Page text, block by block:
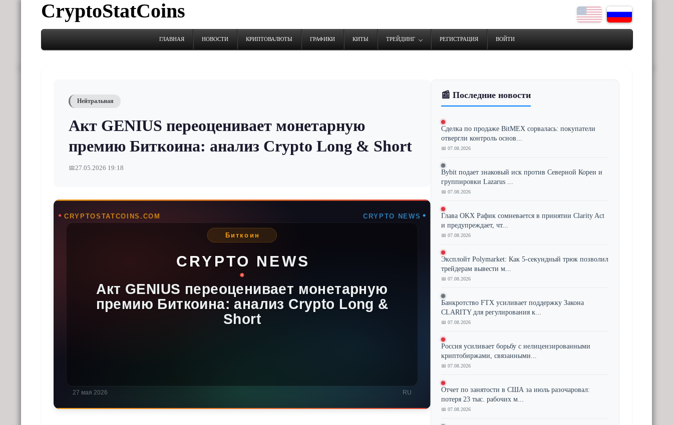
CryptoStatCoins
ГЛАВНАЯ НОВОСТИ КРИПТОВАЛЮТЫ ГРАФИКИ КИТЫ ТРЕЙДИНГ РЕГИСТРАЦИЯ ВОЙТИ
Нейтральная
Акт GENIUS переоценивает монетарную
премию Биткоина: анализ Crypto Long & Short
📅27.05.2026 19:18
📰 Последние новости
Сделка по продаже BitMEX сорвалась: покупатели
отвергли контроль основ...
📅 07.08.2026
Bybit подает знаковый иск против Северной Кореи и
группировки Lazarus ...
📅 07.08.2026
Глава OKX Рафик сомневается в принятии Clarity Act
и предупреждает, чт...
📅 07.08.2026
Эксплойт Polymarket: Как 5-секундный трюк позволил
трейдерам вывести м...
📅 07.08.2026
Банкротство FTX усиливает поддержку Закона
CLARITY для регулирования к...
📅 07.08.2026
Россия усиливает борьбу с нелицензированными
криптобиржами, связанными...
📅 07.08.2026
Отчет по занятости в США за июль разочаровал:
потеря 23 тыс. рабочих м...
📅 07.08.2026